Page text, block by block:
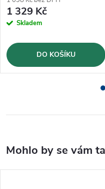
1 329 Kč
Skladem
DO KOŠÍKU